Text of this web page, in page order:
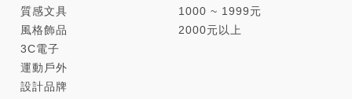
質感文具
風格飾品
3C電子
運動戶外
設計品牌
1000 ~ 1999元
2000元以上